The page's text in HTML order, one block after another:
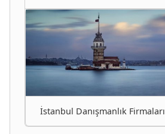
İstanbul Danışmanlık Firmaları